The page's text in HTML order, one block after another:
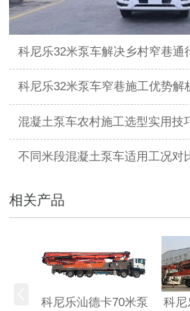
科尼乐32米泵车解决乡村窄巷通
科尼乐32米泵车窄巷施工优势解
混凝土泵车农村施工选型实用技
不同米段混凝土泵车适用工况对
相关产品
科尼乐汕德卡70米泵 科尼